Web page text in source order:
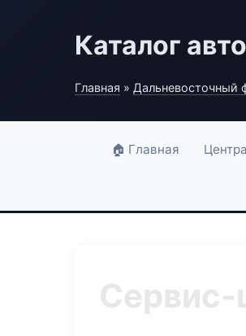
Каталог
Главная » Дальневосточный
🏠 Главная
Сервис-